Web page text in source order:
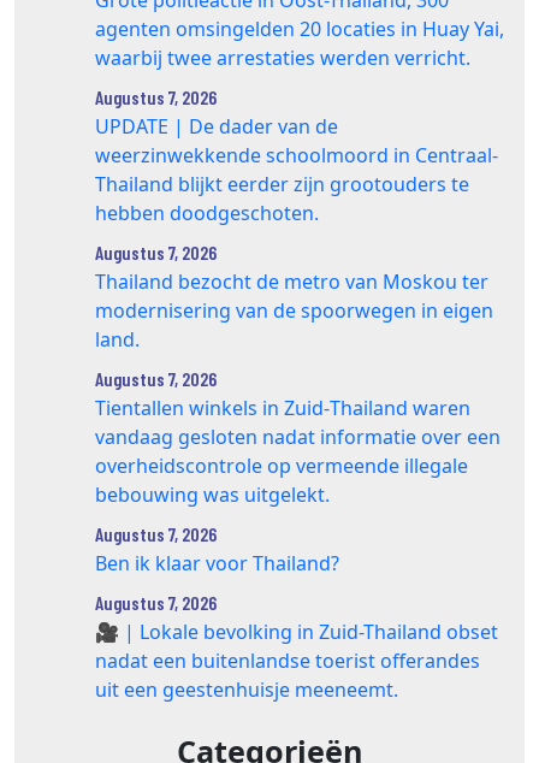
agenten omsingelden 20 locaties in Huay Yai,
waarbij twee arrestaties werden verricht.
Augustus 7, 2026
UPDATE | De dader van de
weerzinwekkende schoolmoord in Centraal-
Thailand blijkt eerder zijn grootouders te
hebben doodgeschoten.
Augustus 7, 2026
Thailand bezocht de metro van Moskou ter
modernisering van de spoorwegen in eigen
land.
Augustus 7, 2026
Tientallen winkels in Zuid‑Thailand waren
vandaag gesloten nadat informatie over een
overheidscontrole op vermeende illegale
bebouwing was uitgelekt.
Augustus 7, 2026
Ben ik klaar voor Thailand?
Augustus 7, 2026
🎥 | Lokale bevolking in Zuid-Thailand obset
nadat een buitenlandse toerist offerandes
uit een geestenhuisje meeneemt.
Categorieën